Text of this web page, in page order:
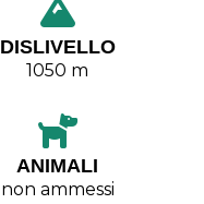
DISLIVELLO
1050 m
ANIMALI
non ammessi